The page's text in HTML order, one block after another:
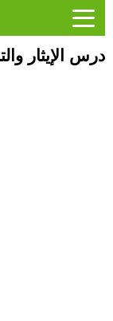
درس الإيثار